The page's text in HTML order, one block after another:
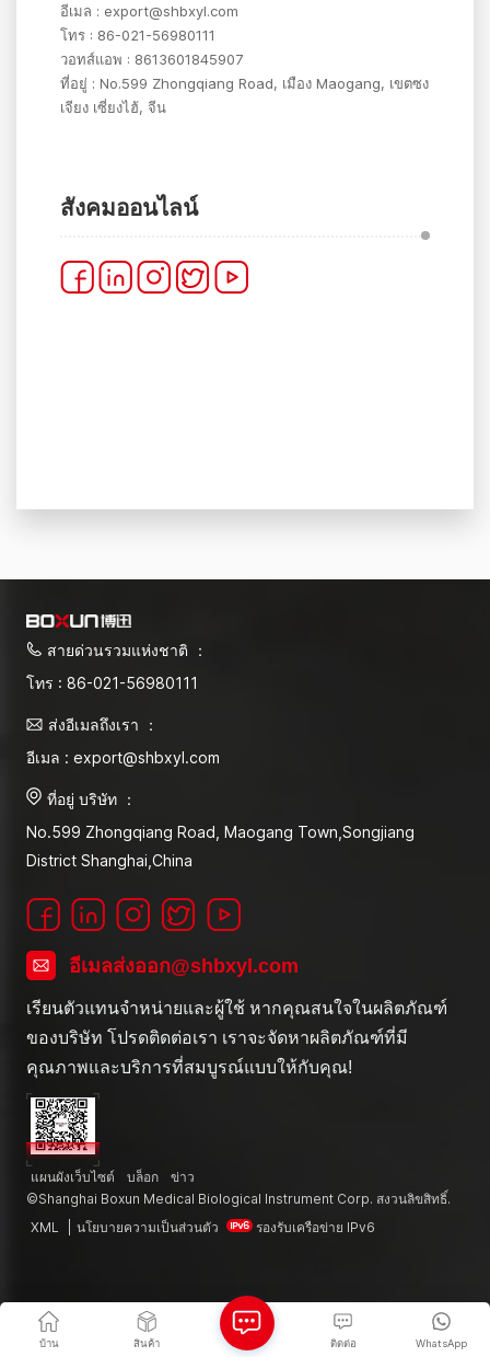
อีเมล : export@shbxyl.com
โทร : 86-021-56980111
วอทส์แอพ : 8613601845907
ที่อยู่ : No.599 Zhongqiang Road, เมือง Maogang, เขตซง
เจียง เซี่ยงไฮ้, จีน
สังคมออนไลน์
สายด่วนรวมแห่งชาติ ：
โทร : 86-021-56980111
ส่งอีเมลถึงเรา ：
อีเมล : export@shbxyl.com
ที่อยู่ บริษัท ：
No.599 Zhongqiang Road, Maogang Town,Songjiang
District Shanghai,China
อีเมลส่งออก@shbxyl.com
เรียนตัวแทนจำหน่ายและผู้ใช้ หากคุณสนใจในผลิตภัณฑ์
ของบริษัท โปรดติดต่อเรา เราจะจัดหาผลิตภัณฑ์ที่มี
คุณภาพและบริการที่สมบูรณ์แบบให้กับคุณ!
แผนผังเว็บไซต์ บล็อก
ข่าว
©Shanghai Boxun Medical Biological Instrument Corp. สงวนลิขสิทธิ์.
XML
นโยบายความเป็นส่วนตัว รองรับเครือข่าย IPv6
บ้าน สินค้า WhatsApp
ติดต่อ